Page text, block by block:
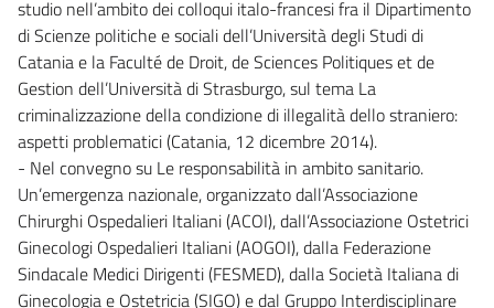
studio nell’ambito dei colloqui italo-francesi fra il Dipartimento
di Scienze politiche e sociali dell’Università degli Studi di
Catania e la Faculté de Droit, de Sciences Politiques et de
Gestion dell’Università di Strasburgo, sul tema La
criminalizzazione della condizione di illegalità dello straniero:
aspetti problematici (Catania, 12 dicembre 2014).
- Nel convegno su Le responsabilità in ambito sanitario.
Un’emergenza nazionale, organizzato dall’Associazione
Chirurghi Ospedalieri Italiani (ACOI), dall’Associazione Ostetrici
Ginecologi Ospedalieri Italiani (AOGOI), dalla Federazione
Sindacale Medici Dirigenti (FESMED), dalla Società Italiana di
Ginecologia e Ostetricia (SIGO) e dal Gruppo Interdisciplinare